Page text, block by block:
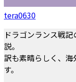
tera0630
ドラゴンランス戦
説。
訳も素晴らしく、
す。